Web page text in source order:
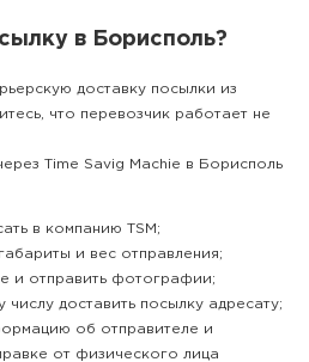
в Борисполь?
доставку посылки из
что перевозчик работает не
Time Savig Machie в Борисполь
в компанию TSM;
и вес отправления;
и отправить фотографии;
числу доставить посылку адресату;
об отправителе и
от физического лица